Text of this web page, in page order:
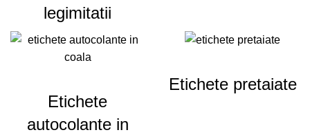
legimitatii
Etichete
autocolante in
Etichete pretaiate